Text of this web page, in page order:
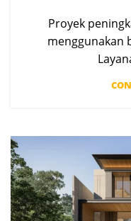
Proyek
menggunakan